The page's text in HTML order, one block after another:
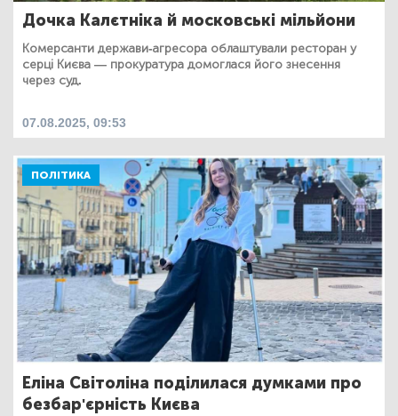
Дочка Калєтніка й московські мільйони
Комерсанти держави-агресора облаштували ресторан у
серці Києва — прокуратура домоглася його знесення
через суд.
07.08.2025, 09:53
ПОЛІТИКА
Еліна Світоліна поділилася думками про
безбар'єрність Києва